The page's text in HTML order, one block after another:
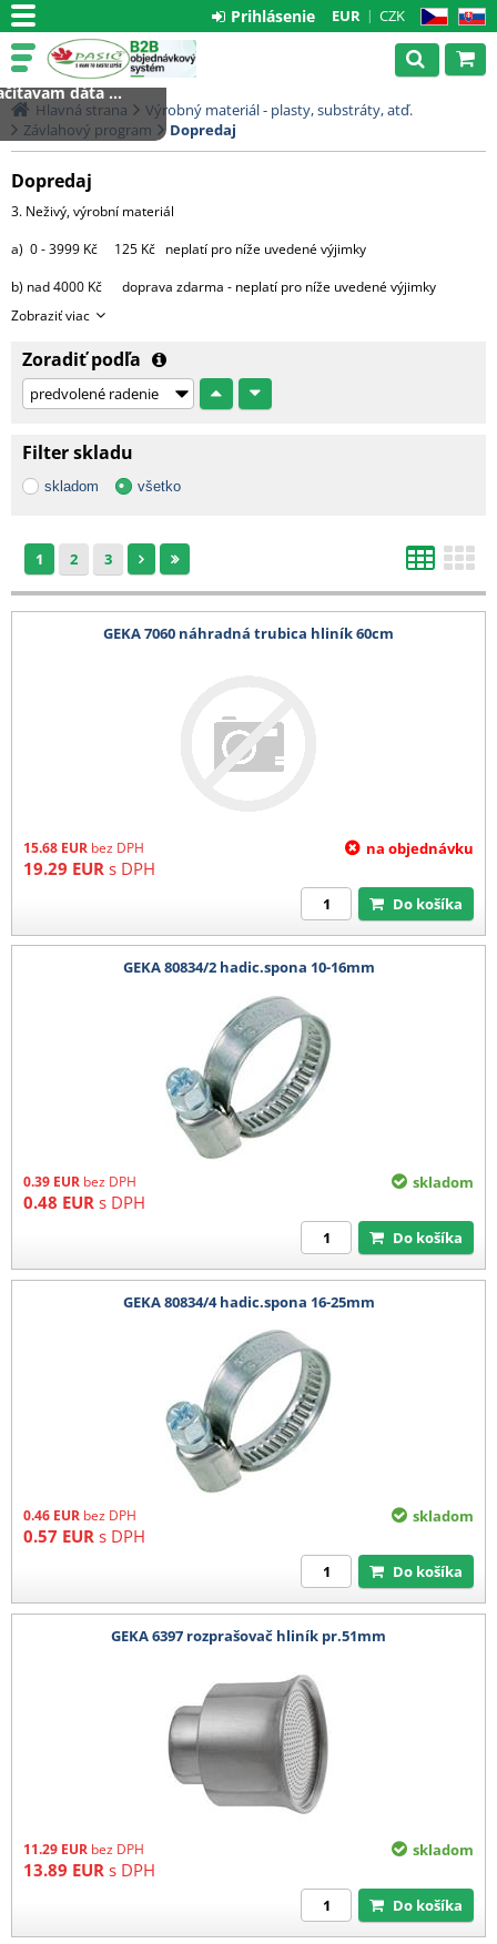
CZ SK
EUR CZK
Prihlásenie
Hlavná strana
Výrobný materiál - plasty, substráty, atď.
Závlahový program
Dopredaj
Dopredaj
3. Neživý, výrobní materiál
a) 0 - 3999 Kč 125 Kč neplatí pro níže uvedené výjimky
b) nad 4000 Kč doprava zdarma - neplatí pro níže uvedené výjimky
výjimky:
- substráty, perlit, hnojiva, kůra 2000 Kč za každou započatou
paletu, 3500 Kč za 2 palety,
Od 10 palet doprava zdarma.
- tkaniny 525 cm, bublinkové fólie od 1,50 m, bambusy nad 210 cm, DC vozíky
a ostatní zboží, které nelze zabalit do kartonu - cena dopravy na dotaz
Všechny ceny zde uvedené jsou bez DPH.
Zobraziť viac
Zoradiť podľa
Filter skladu
skladom všetko
1 2 3
GEKA 7060 náhradná trubica hliník 60cm
15.68 EUR bez DPH
19.29 EUR s DPH
na objednávku
Do košíka
GEKA 80834/2 hadic.spona 10-16mm
0.39 EUR bez DPH
0.48 EUR s DPH
skladom
Do košíka
GEKA 80834/4 hadic.spona 16-25mm
0.46 EUR bez DPH
0.57 EUR s DPH
skladom
Do košíka
GEKA 6397 rozprašovač hliník pr.51mm
11.29 EUR bez DPH
13.89 EUR s DPH
skladom
Do košíka
dáta ...